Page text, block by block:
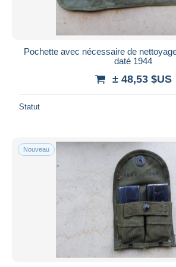
Pochette avec nécessaire de
daté 1944
± 48,53 $US
Statut
Nouveau